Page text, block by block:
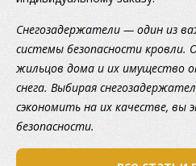
Снегозадержатели — один из
системы безопасности
жильцов дома и их имущество
снега. Выбирая
сэкономить на их качестве, вы
безопасности.